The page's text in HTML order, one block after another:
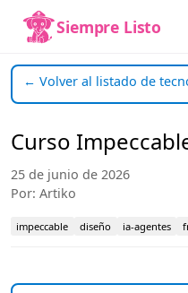
Siempre Listo
← Volver al listado de
Curso
25 de junio de 2026
Por: Artiko
impeccable diseño ia-agentes